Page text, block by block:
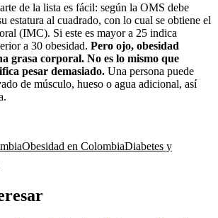
de la lista es fácil: según la OMS debe
estatura al cuadrado, con lo cual se obtiene el
(IMC). Si este es mayor a 25 indica
a 30 obesidad. Pero ojo, obesidad
grasa corporal. No es lo mismo que
pesar demasiado. Una persona puede
de músculo, hueso o agua adicional, así
Obesidad en ColombiaDiabetes y